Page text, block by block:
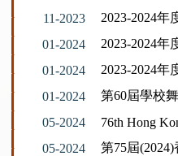
11-2023
2023-2024
01-2024
2023-2024
01-2024
2023-2024
01-2024
第60屆學校
05-2024
76th Hong
05-2024
第75屆